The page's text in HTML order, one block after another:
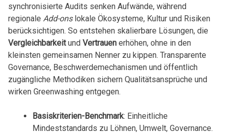
synchronisierte Audits senken Aufwände, während
regionale Add-onslokale Ökosysteme, Kultur und Risiken
berücksichtigen. So entstehen skalierbare Lösungen, die
Vergleichbarkeitund Vertrauenerhöhen, ohne in den
kleinsten gemeinsamen Nenner zu kippen. Transparente
Governance, Beschwerdemechanismen und öffentlich
zugängliche Methodiken sichern Qualitätsansprüche und
wirken Greenwashing entgegen.
Basiskriterien-Benchmark: Einheitliche
Mindeststandards zu Löhnen, Umwelt, Governance.